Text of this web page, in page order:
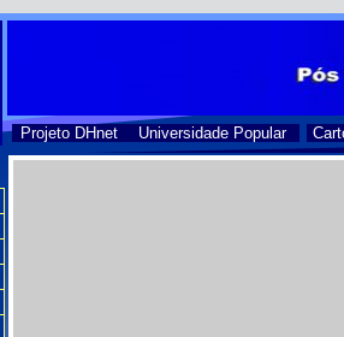
Projeto DHnet Universidade Popular